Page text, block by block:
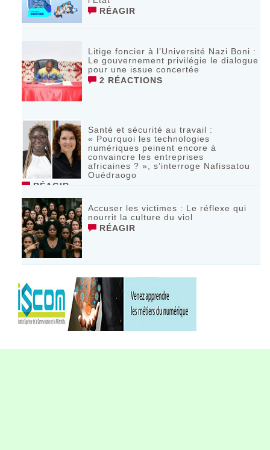
RÉAGIR
Litige foncier à l’Université Nazi Boni :
Le gouvernement privilégie le dialogue
pour une issue concertée
2 RÉACTIONS
Santé et sécurité au travail :
« Pourquoi les technologies
numériques peinent encore à
convaincre les entreprises
africaines ? », s’interroge Nafissatou
Ouédraogo
RÉAGIR
Accuser les victimes : Le réflexe qui
nourrit la culture du viol
RÉAGIR